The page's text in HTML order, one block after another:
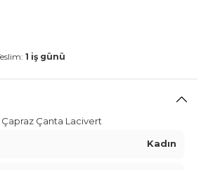
1 iş günü
Çanta Lacivert
Kadın